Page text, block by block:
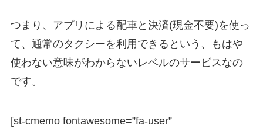
つまり、アプリによる配車と決済(現金不要)を使っ
て、通常のタクシーを利用できるという、もはや
使わない意味がわからないレベルのサービスなの
です。
[st-cmemo fontawesome=”fa-user”